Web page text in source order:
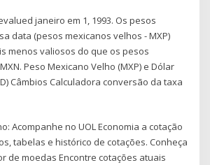
janeiro em 1, 1993. Os pesos
data (pesos mexicanos velhos - MXP)
menos valiosos do que os pesos
Peso Mexicano Velho (MXP) e Dólar
Câmbios Calculadora conversão da taxa
Acompanhe no UOL Economia a cotação
tabelas e histórico de cotações. Conheça
de moedas Encontre cotações atuais